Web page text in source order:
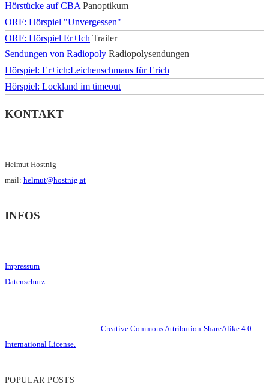
Hörstücke auf CBA Panoptikum
ORF: Hörspiel "Unvergessen"
ORF: Hörspiel Er+Ich Trailer
Sendungen von Radiopoly Radiopolysendungen
Hörspiel: Er+ich:Leichenschmaus für Erich
Hörspiel: Lockland im timeout
KONTAKT
Helmut Hostnig
mail: helmut@hostnig.at
INFOS
Impressum
Datenschutz
Creative Commons Attribution-ShareAlike 4.0
International License.
POPULAR POSTS